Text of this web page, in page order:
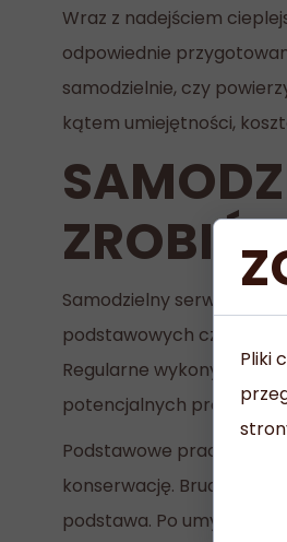
Wraz z nadejściem
odpowiednie
samodzielnie, czy
kątem umiejętności,
ZROBIĆ
Samodzielny serwis
podstawowych
Regularne wykonywanie
potencjalnych
Podstawowe prace, które
konserwację. Brud jest
podstawa. Po umyciu i
Pliki